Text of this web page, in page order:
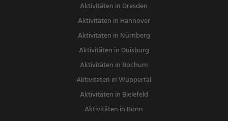
Aktivitäten in Dresden
Aktivitäten in Hannover
Aktivitäten in Nürnberg
Aktivitäten in Duisburg
Aktivitäten in Bochum
Aktivitäten in Wuppertal
Aktivitäten in Bielefeld
Aktivitäten in Bonn